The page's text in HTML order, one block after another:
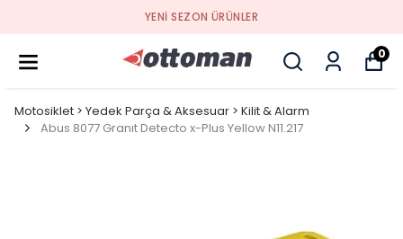
YENI SEZON ÜRÜNLER
0
Motosiklet > Yedek Parça & Aksesuar > Kilit & Alarm
Abus 8077 Granıt Detecto x-Plus Yellow N11.217